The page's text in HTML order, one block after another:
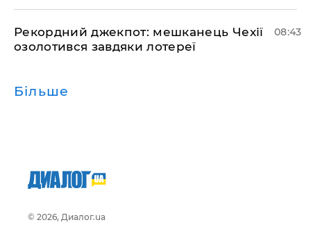
Рекордний джекпот: мешканець Чехії
озолотився завдяки лотереї
08:43
Більше
© 2026, Диалог.ua